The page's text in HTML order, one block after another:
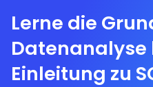
Lerne die
Datenanalyse
Einleitung zu